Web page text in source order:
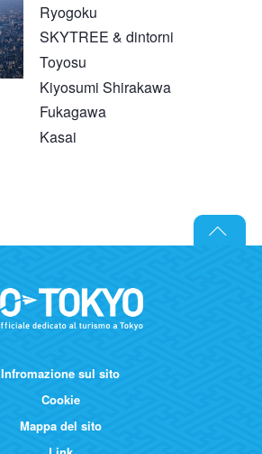
Ryogoku
SKYTREE & dintorni
Toyosu
Kiyosumi Shirakawa
Fukagawa
Kasai
Infromazione sul sito
Cookie
Mappa del sito